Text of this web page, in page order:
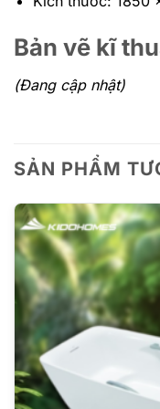
Bản vẽ kĩ
(Đang cập nhật)
SẢN PHẨM